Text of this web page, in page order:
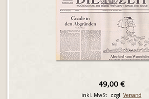
49,00 €
inkl. MwSt. zzgl. Versand